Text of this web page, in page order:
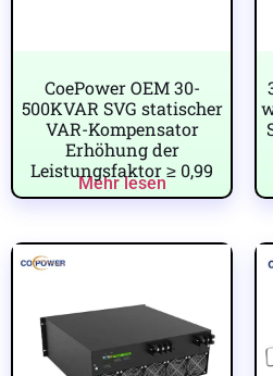
CoePower OEM 30-
500KVAR SVG statischer
VAR-Kompensator
Erhöhung der
Leistungsfaktor ≥ 0,99
Mehr lesen